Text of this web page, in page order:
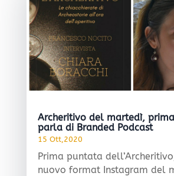
Archeritivo del martedì,
parla di Branded Podcast
15 Ott,2020
Prima puntata
nuovo format Instagram del